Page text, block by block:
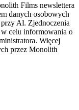
Films newslettera
danych osobowych
Al. Zjednoczenia
w celu informowania o
Więcej
przez Monolith